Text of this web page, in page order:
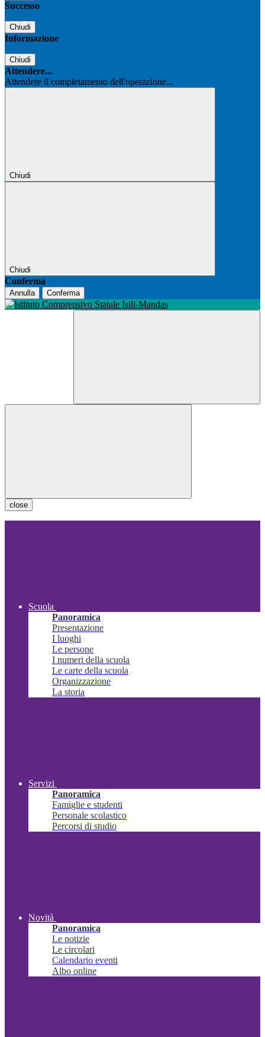
Successo
Chiudi
Informazione
Chiudi
Attendere...
Attendere il completamento dell'operazione...
Chiudi
Chiudi
Conferma
Annulla Conferma
close
Scuola
Panoramica
Presentazione
I luoghi
Le persone
I numeri della scuola
Le carte della scuola
Organizzazione
La storia
Servizi
Panoramica
Famiglie e studenti
Personale scolastico
Percorsi di studio
Novità
Panoramica
Le notizie
Le circolari
Calendario eventi
Albo online